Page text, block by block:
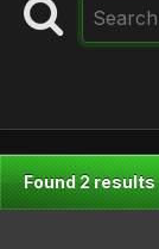
Found 2 results